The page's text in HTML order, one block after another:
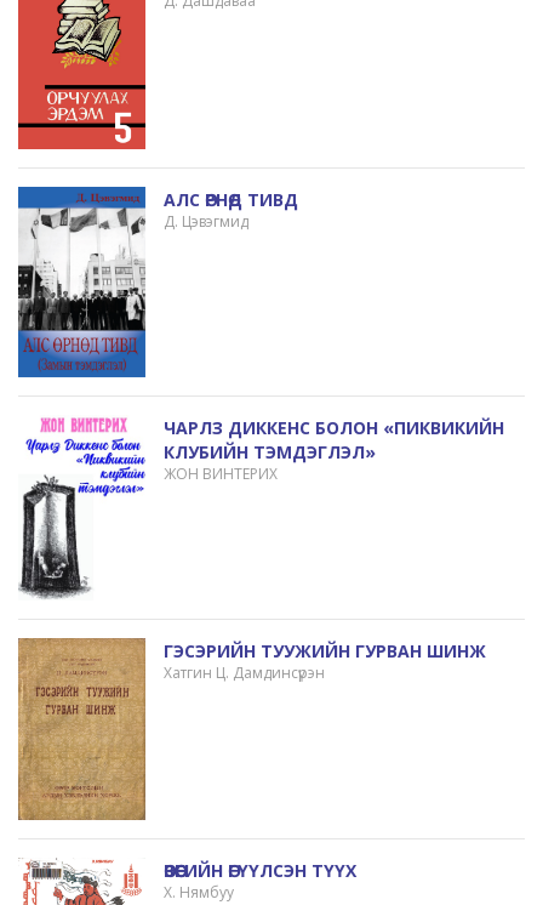
АЛС ӨРНӨД ТИВД
Д. Цэвэгмид
ЧАРЛЗ ДИККЕНС БОЛОН «ПИКВИКИЙН
КЛУБИЙН ТЭМДЭГЛЭЛ»
ЖОН ВИНТЕРИХ
ГЭСЭРИЙН ТУУЖИЙН ГУРВАН ШИНЖ
Хатгин Ц. Дамдинсүрэн
ӨВӨӨГИЙН ӨГҮҮЛСЭН ТҮҮХ
Х. Нямбуу